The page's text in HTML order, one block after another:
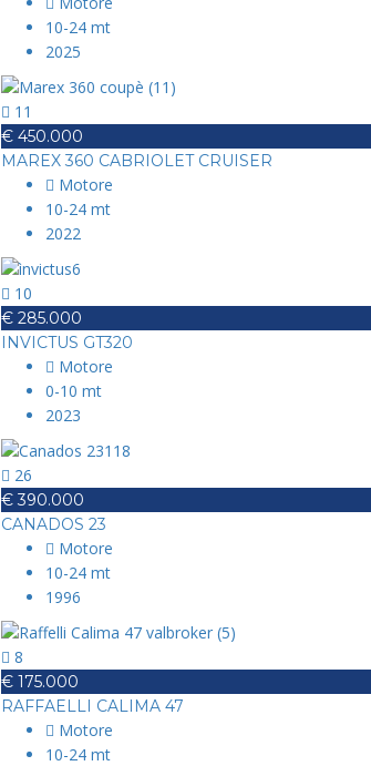
10-24 mt
2025
11
€ 450.000
MAREX 360 CABRIOLET CRUISER
Motore
10-24 mt
2022
10
€ 285.000
INVICTUS GT320
Motore
0-10 mt
2023
26
€ 390.000
CANADOS 23
Motore
10-24 mt
1996
8
€ 175.000
RAFFAELLI CALIMA 47
Motore
10-24 mt